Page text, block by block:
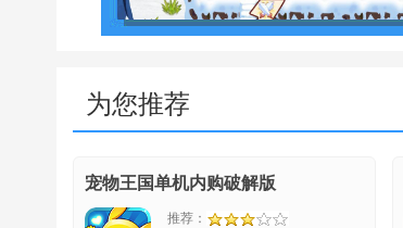
为您推荐
宠物王国单机内购破解版
推荐：